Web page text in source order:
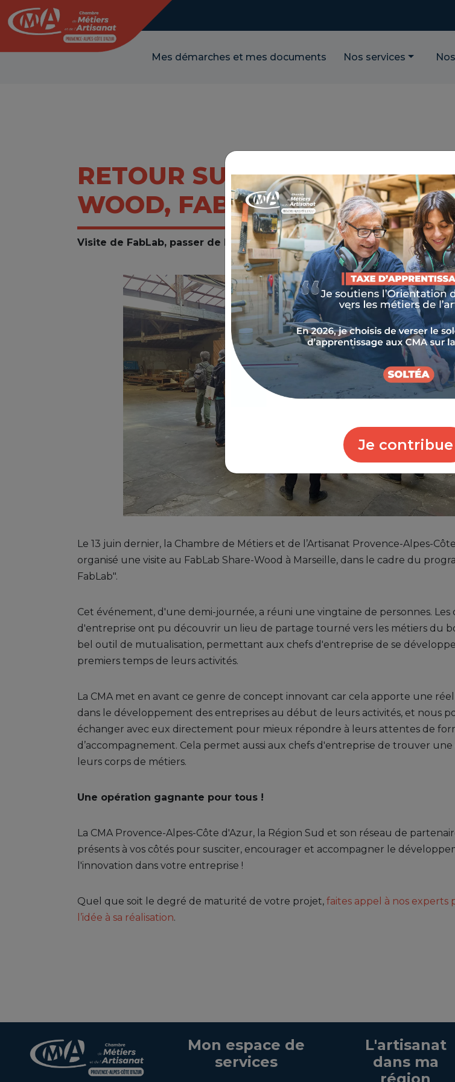
Mes démarches et mes documents Nos services
Je contribue
RETOUR SUR LA VISITE DE
WOOD, FAB-LAB
Visite de FabLab, passer de l’idée au projet !
Le 13 juin dernier, la Chambre de Métiers et de l’Artisanat Provence-Alpes-
organisé une visite au FabLab Share-Wood à Marseille, dans le cadre du
FabLab".
Cet événement, d'une demi-journée, a réuni une vingtaine de personnes. Les
d'entreprise ont pu découvrir un lieu de partage tourné vers les métiers du
bel outil de mutualisation, permettant aux chefs d'entreprise de se
premiers temps de leurs activités.
La CMA met en avant ce genre de concept innovant car cela apporte une
dans le développement des entreprises au début de leurs activités, et nous
échanger avec eux directement pour mieux répondre à leurs attentes de
d’accompagnement. Cela permet aussi aux chefs d'entreprise de trouver
leurs corps de métiers.
Une opération gagnante pour tous !
La CMA Provence-Alpes-Côte d'Azur, la Région Sud et son réseau de
présents à vos côtés pour susciter, encourager et accompagner le
l'innovation dans votre entreprise !
Quel que soit le degré de maturité de votre projet, faites appel à nos experts
l’idée à sa réalisation.
Mon espace de
services
L'artisanat
dans ma
Panneau de gestion des cookies